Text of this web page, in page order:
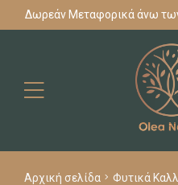
Δωρεάν Μεταφορικά άνω
Αρχική σελίδα Φυτικά